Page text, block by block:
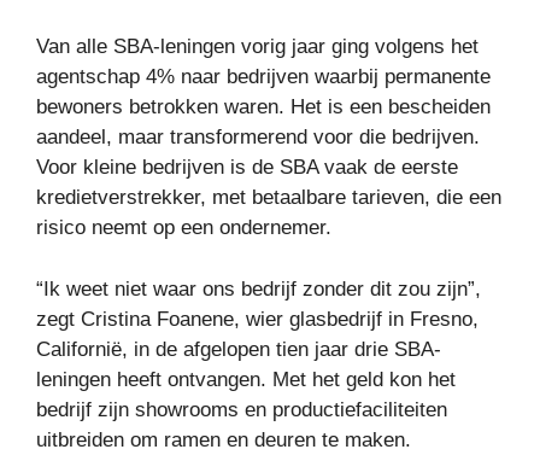
Van alle SBA-leningen vorig jaar ging volgens het
agentschap 4% naar bedrijven waarbij permanente
bewoners betrokken waren. Het is een bescheiden
aandeel, maar transformerend voor die bedrijven.
Voor kleine bedrijven is de SBA vaak de eerste
kredietverstrekker, met betaalbare tarieven, die een
risico neemt op een ondernemer.
“Ik weet niet waar ons bedrijf zonder dit zou zijn”,
zegt Cristina Foanene, wier glasbedrijf in Fresno,
Californië, in de afgelopen tien jaar drie SBA-
leningen heeft ontvangen. Met het geld kon het
bedrijf zijn showrooms en productiefaciliteiten
uitbreiden om ramen en deuren te maken.